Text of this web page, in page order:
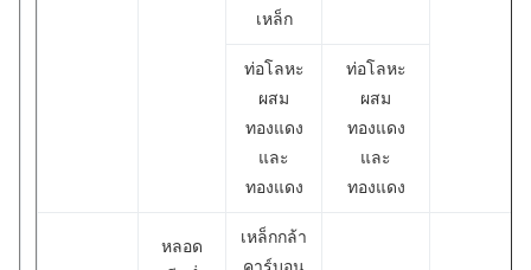
เหล็ก
ท่อโลหะ
ผสม
ทองแดง
และ
ทองแดง
ท่อโลหะ
ผสม
ทองแดง
และ
ทองแดง
หลอด
เหล็กกล้า
คาร์บอน